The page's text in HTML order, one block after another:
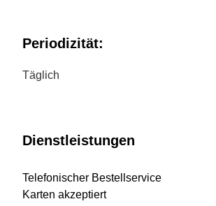
Periodizität:
Täglich
Dienstleistungen
Telefonischer Bestellservice
Karten akzeptiert